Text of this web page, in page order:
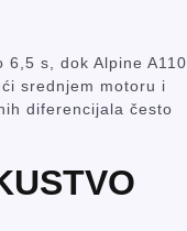
6,5 s, dok Alpine A110
srednjem motoru i
diferencijala često